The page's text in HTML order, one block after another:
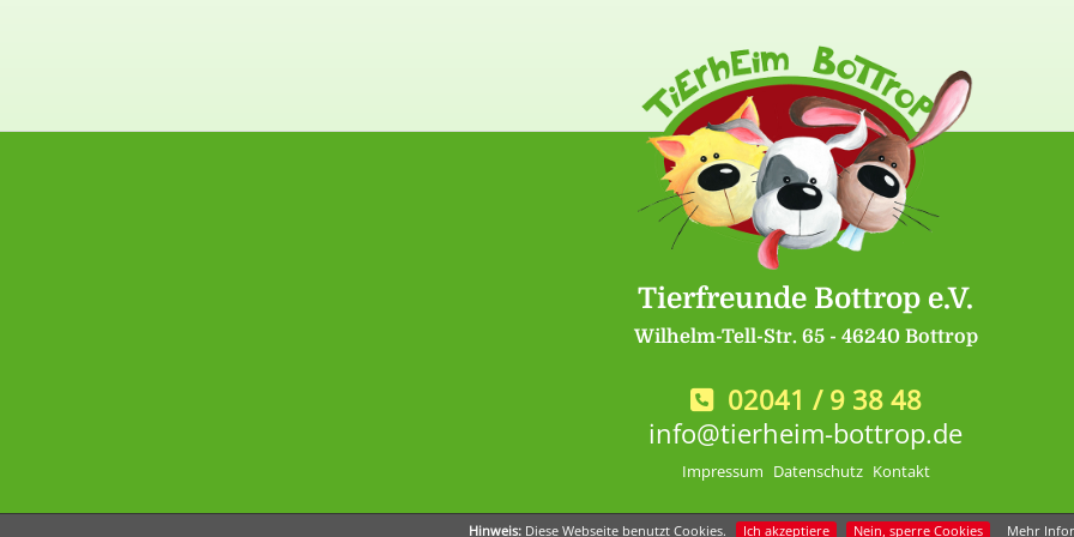
Hinweis: Diese Webseite benutzt Cookies. Ich akzeptiere Nein, sperre Cookies Mehr
Tierfreunde Bottrop e.V.
Wilhelm-Tell-Str. 65 - 46240 Bottrop
02041 / 9 38 48
info@tierheim-bottrop.de
Impressum Datenschutz Kontakt